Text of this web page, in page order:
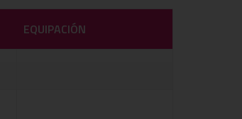
EQUIPACIÓN